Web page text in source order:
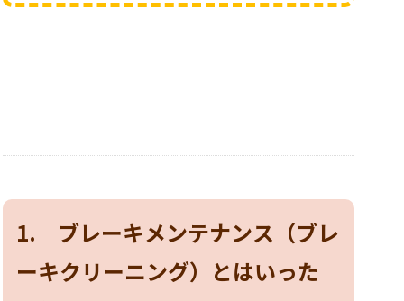
1. ブレーキメンテナンス（ブレ
ーキクリーニング）とはいった